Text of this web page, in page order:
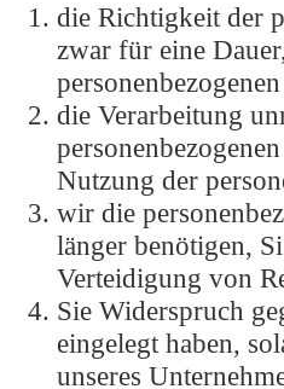
die Richtigkeit der
zwar für eine
die Verarbeitung
Nutzung der
wir die
länger benötigen,
Verteidigung von
Sie Widerspruch
eingelegt haben,
unseres